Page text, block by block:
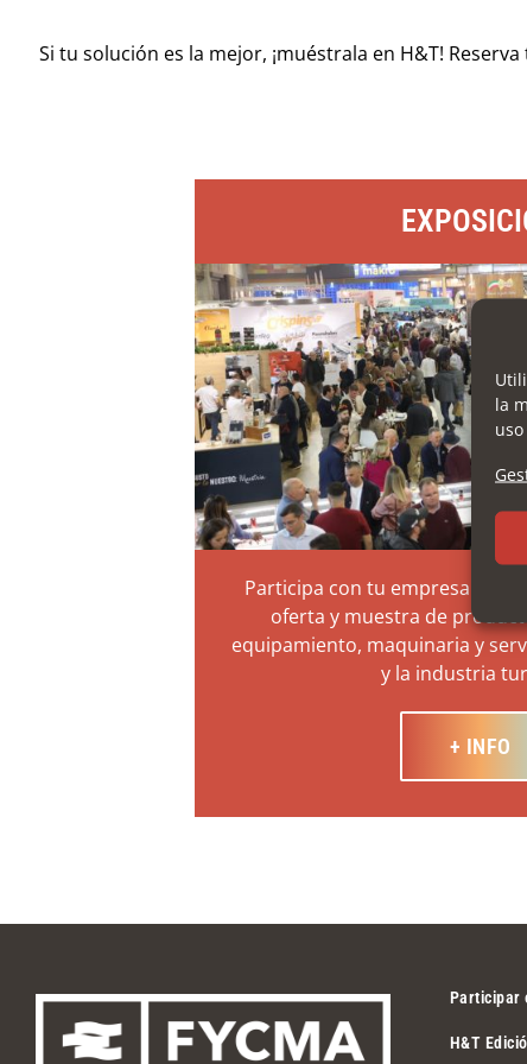
la
Si tu solución es la mejor, ¡muéstrala en H&T!
Participa con tu empresa en la
oferta y muestra de
equipamiento, maquinaria y
y la industria
+ INFO
Participar
H&T